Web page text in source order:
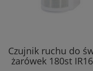
Czujnik ruchu do
żarówek 180st